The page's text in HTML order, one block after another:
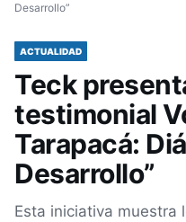
Desarrollo”
ACTUALIDAD
Teck
testimonial
Tarapacá:
Desarrollo”
Esta iniciativa muestra